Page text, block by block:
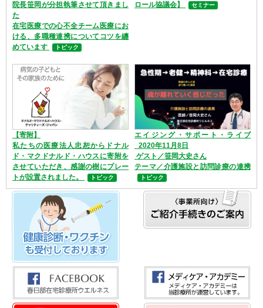
院長笹岡が分担執筆させて頂きまし
た
在宅医療での心不全チーム医療にお
ける、多職種連携についてコツを纏
めています
トピック
ロール協議会】
セミナー
【寄附】
私たちの医療法人忠恕からドナル
ド・マクドナルド・ハウスに寄附を
させていただき、感謝の樹にプレー
トが設置されました。
トピック
エイジング・サポート・ライブ
_2020年11月8日
ゲスト／笹岡大史さん
テーマ／介護施設と訪問診療の連携
トピック